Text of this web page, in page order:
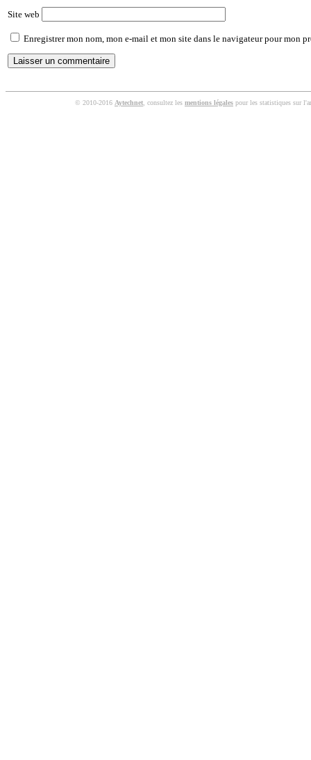
Site web
Enregistrer mon nom, mon e-mail et mon site dans le navigateur pour mon
© 2010-2016 Aytechnet , consultez les mentions légales pour les statistiques sur